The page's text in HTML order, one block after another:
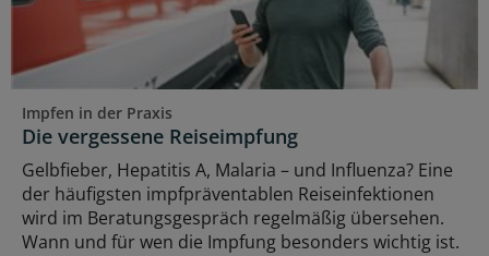
Impfen in der Praxis
Die vergessene Reiseimpfung
Gelbfieber, Hepatitis A, Malaria – und Influenza? Eine
der häufigsten impfpräventablen Reiseinfektionen
wird im Beratungsgespräch regelmäßig übersehen.
Wann und für wen die Impfung besonders wichtig ist.